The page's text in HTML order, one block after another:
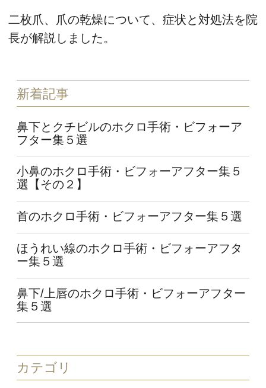
二枚爪、爪の乾燥について、症状と対処法を院
長が解説しました。
新着記事
鼻下とクチビルのホクロ手術・ビフォーア
フター集５選
小鼻のホクロ手術・ビフォーアフター集５
選【その２】
首のホクロ手術・ビフォーアフター集５選
ほうれい線のホクロ手術・ビフォーアフタ
ー集５選
鼻下/上唇のホクロ手術・ビフォーアフター
集５選
カテゴリ